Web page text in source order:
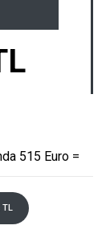
515 Euro =
TL